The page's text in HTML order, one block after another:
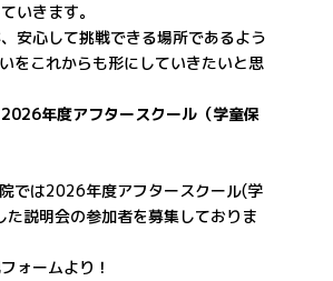
いきます。
安心して挑戦できる場所であるよう
をこれからも形にしていきたいと思
2026年度アフタースクール（学童保
では2026年度アフタースクール(学
た説明会の参加者を募集しておりま
ォームより！